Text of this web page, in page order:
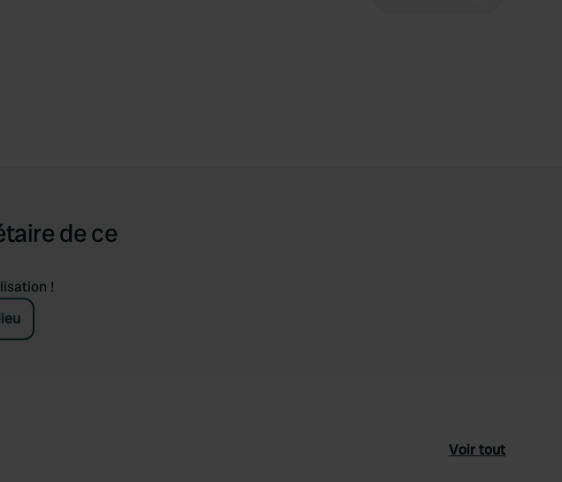
de ce
!
Voir tout